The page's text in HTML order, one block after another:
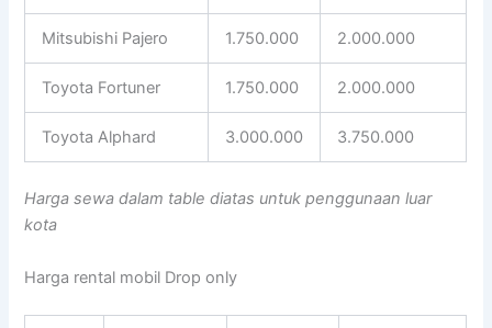
Mitsubishi Pajero 1.750.000 2.000.000
Toyota Fortuner 1.750.000 2.000.000
Toyota Alphard 3.000.000 3.750.000
Harga sewa dalam table diatas untuk penggunaan luar
kota
Harga rental mobil Drop only